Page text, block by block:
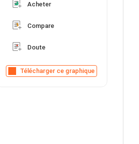
Acheter
Compare
Doute
Télécharger ce graphique